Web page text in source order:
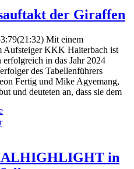
der Giraffen
Mit einem
Aufsteiger KKK Haiterbach ist
erfolgreich in das Jahr 2024
des Tabellenführers
Fertig und Mike Agyemang,
und deuteten an, dass sie dem
in